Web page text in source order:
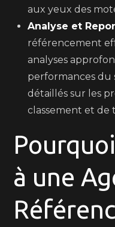
aux yeux des
Analyse et
référencement
analyses
performances du
détaillés sur les
classement et de
à une